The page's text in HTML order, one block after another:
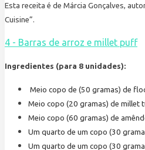
Esta receita é de Márcia Gonçalves,
Cuisine”.
4 - Barras de arroz e millet puff
Ingredientes (para 8 unidades):
Meio copo de (50 gramas) de
Meio copo (20 gramas) de millet
Meio copo (60 gramas) de
Um quarto de um copo (30
Um quarto de um copo (30